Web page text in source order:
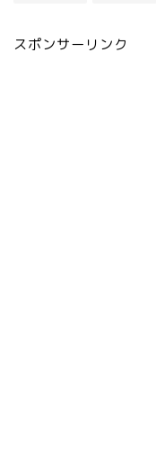
スポンサーリンク